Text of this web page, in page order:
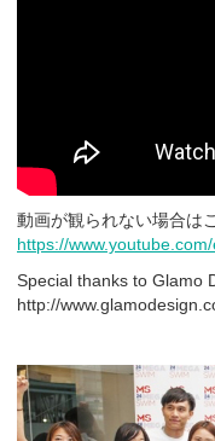
動画が観られない場合は
https://
Special thanks to
http://